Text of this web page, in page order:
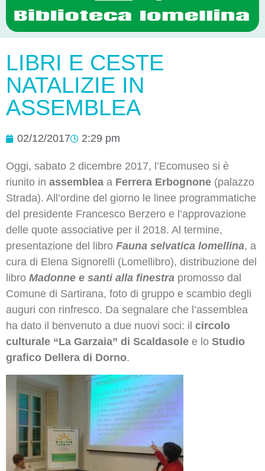
LIBRI E CESTE
NATALIZIE IN
ASSEMBLEA
02/12/2017 2:29 pm
Oggi, sabato 2 dicembre 2017, l’Ecomuseo si è
riunito in assemblea a Ferrera Erbognone (palazzo
Strada). All’ordine del giorno le linee programmatiche
del presidente Francesco Berzero e l’approvazione
delle quote associative per il 2018. Al termine,
presentazione del libro Fauna selvatica lomellina, a
cura di Elena Signorelli (Lomellibro), distribuzione del
libro Madonne e santi alla finestra promosso dal
Comune di Sartirana, foto di gruppo e scambio degli
auguri con rinfresco. Da segnalare che l’assemblea
ha dato il benvenuto a due nuovi soci: il circolo
culturale “La Garzaia” di Scaldasole e lo Studio
grafico Dellera di Dorno.